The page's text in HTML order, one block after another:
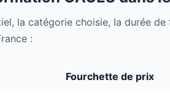
la catégorie choisie, la durée
:
Fourchette de prix